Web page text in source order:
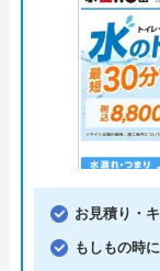
お見積り・
もしもの時